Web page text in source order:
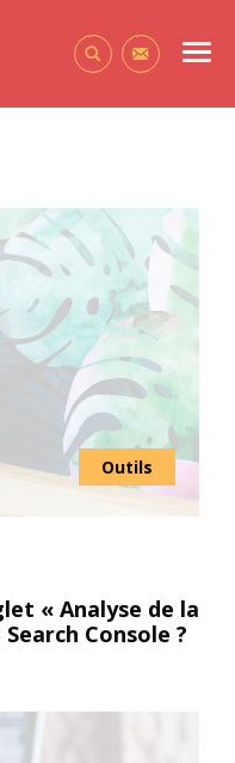
Première Place
Contactez-
Outils
« Analyse de la
Console ?